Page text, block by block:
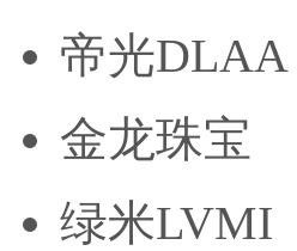
帝光DLAA
金龙珠宝
绿米LVMI